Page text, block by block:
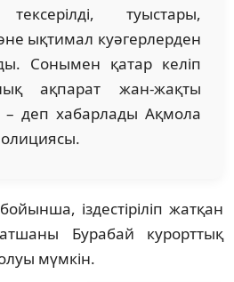
туыстары,
ықтимал куәгерлерден
Сонымен қатар келіп
ақпарат жан-жақты
– деп хабарлады Ақмола
іздестіріліп жатқан
Бурабай курорттық
мүмкін.